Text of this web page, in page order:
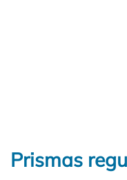
Prismas